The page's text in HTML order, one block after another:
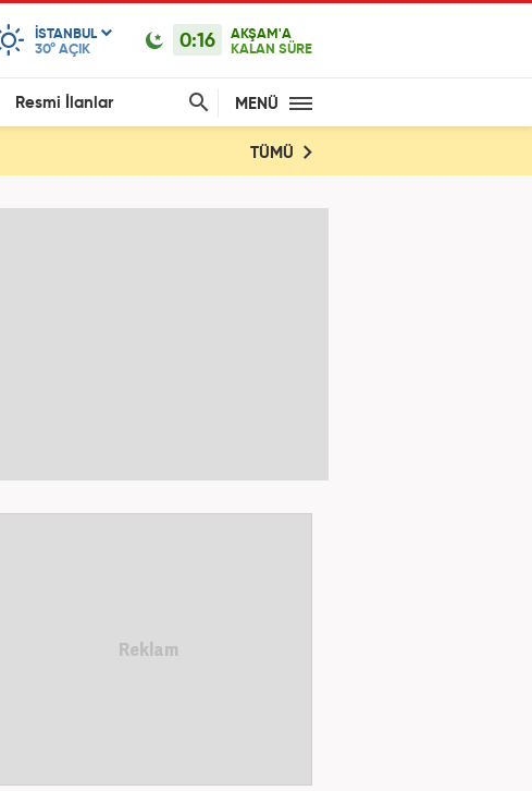
ISTANBUL
30° AÇIK 0:16
AKŞAM'A
KALAN SÜRE
Resmi İlanlar MENÜ
TÜMÜ